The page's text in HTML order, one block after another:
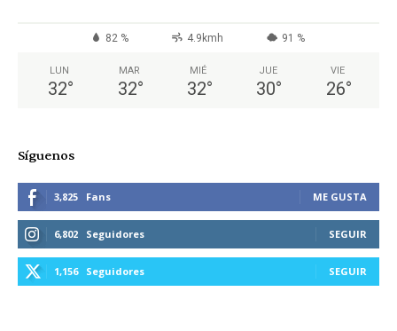
82 % 4.9kmh 91 %
LUN
32°
MAR
32°
MIÉ
32°
JUE
30°
VIE
26°
Síguenos
3,825 Fans ME GUSTA
6,802 Seguidores SEGUIR
1,156 Seguidores SEGUIR